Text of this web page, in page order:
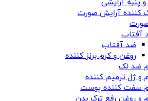
و پنبه آرایشی
کننده آرایش صورت
آفتاب
ضد آفتاب
روغن و کرم برنز کننده
ضد لک
و ژل ترمیم کننده
سفت کننده پوست
و روغن رفع ترک بدن